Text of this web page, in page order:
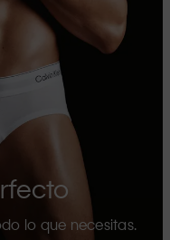
lo que necesitas.